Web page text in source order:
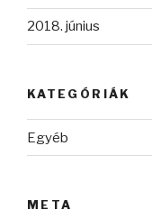
2018. június
KATEGÓRIÁK
Egyéb
META